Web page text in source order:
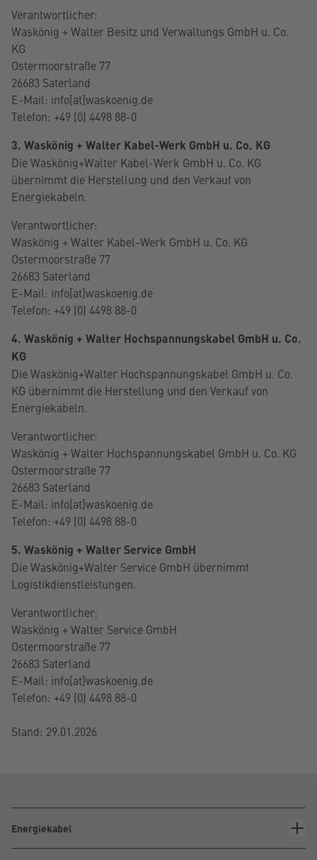
Verantwortlicher:
Waskönig + Walter Besitz und Verwaltungs GmbH u. Co.
KG
Ostermoorstraße 77
26683 Saterland
E-Mail: info[at]waskoenig.de
Telefon: +49 (0) 4498 88-0
3. Waskönig + Walter Kabel-Werk GmbH u. Co. KG
Die Waskönig+Walter Kabel-Werk GmbH u. Co. KG
übernimmt die Herstellung und den Verkauf von
Energiekabeln.
Verantwortlicher:
Waskönig + Walter Kabel-Werk GmbH u. Co. KG
Ostermoorstraße 77
26683 Saterland
E-Mail: info[at]waskoenig.de
Telefon: +49 (0) 4498 88-0
4. Waskönig + Walter Hochspannungskabel GmbH u. Co.
KG
Die Waskönig+Walter Hochspannungskabel GmbH u. Co.
KG übernimmt die Herstellung und den Verkauf von
Energiekabeln.
Verantwortlicher:
Waskönig + Walter Hochspannungskabel GmbH u. Co. KG
Ostermoorstraße 77
26683 Saterland
E-Mail: info[at]waskoenig.de
Telefon: +49 (0) 4498 88-0
5. Waskönig + Walter Service GmbH
Die Waskönig+Walter Service GmbH übernimmt
Logistikdienstleistungen.
Verantwortlicher:
Waskönig + Walter Service GmbH
Ostermoorstraße 77
26683 Saterland
E-Mail: info[at]waskoenig.de
Telefon: +49 (0) 4498 88-0
Stand: 29.01.2026
Energiekabel